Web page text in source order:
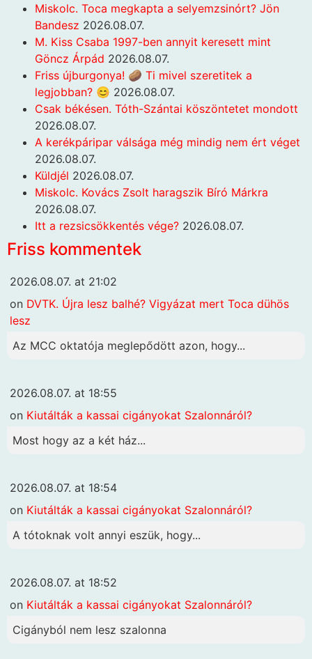
Miskolc. Toca megkapta a selyemzsinórt? Jön
Bandesz 2026.08.07.
M. Kiss Csaba 1997-ben annyit keresett mint
Göncz Árpád 2026.08.07.
Friss újburgonya! 🥔 Ti mivel szeretitek a
legjobban? 😊 2026.08.07.
Csak békésen. Tóth-Szántai köszöntetet mondott
2026.08.07.
A kerékpáripar válsága még mindig nem ért véget
2026.08.07.
Küldjél 2026.08.07.
Miskolc. Kovács Zsolt haragszik Bíró Márkra
2026.08.07.
Itt a rezsicsökkentés vége? 2026.08.07.
Friss kommentek
2026.08.07. at 21:02
on DVTK. Újra lesz balhé? Vigyázat mert Toca dühös
lesz
Az MCC oktatója meglepődött azon, hogy...
2026.08.07. at 18:55
on Kiutálták a kassai cigányokat Szalonnáról?
Most hogy az a két ház...
2026.08.07. at 18:54
on Kiutálták a kassai cigányokat Szalonnáról?
A tótoknak volt annyi eszük, hogy...
2026.08.07. at 18:52
on Kiutálták a kassai cigányokat Szalonnáról?
Cigányból nem lesz szalonna